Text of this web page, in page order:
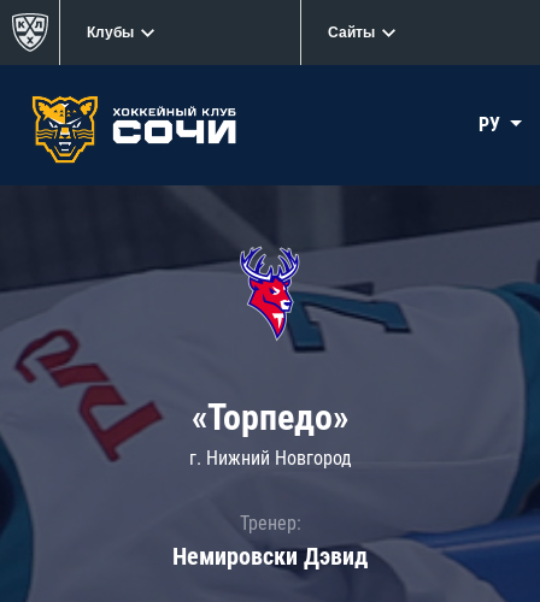
Клубы Сайты
РУ
«Торпедо»
г. Нижний Новгород
Тренер:
Немировски Дэвид